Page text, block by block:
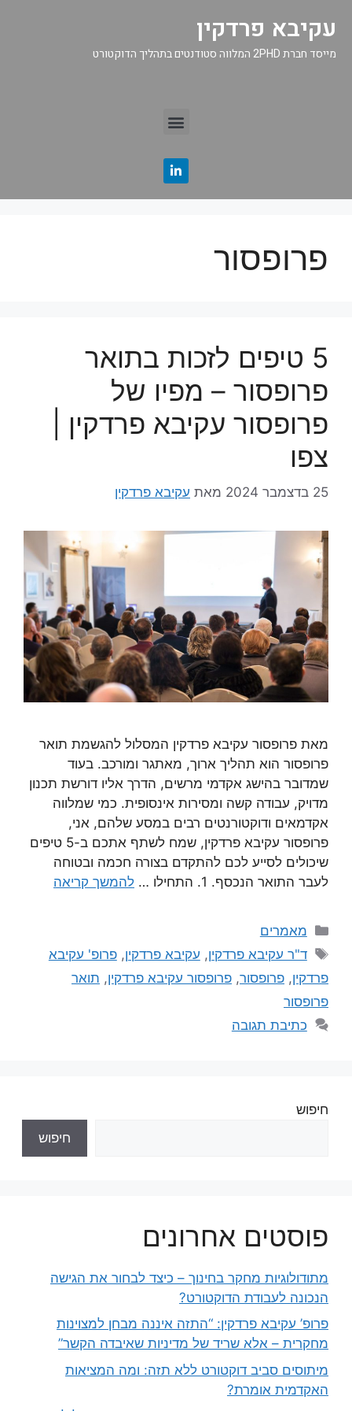
עקיבא פרדקין
מייסד חברת 2PHD המלווה סטודנטים בתהליך הדוקטורט
פרופסור
5 טיפים לזכות בתואר
פרופסור – מפיו של
פרופסור עקיבא פרדקין |
צפו
25 בדצמבר 2024 מאת עקיבא פרדקין
מאת פרופסור עקיבא פרדקין המסלול להגשמת תואר
פרופסור הוא תהליך ארוך, מאתגר ומורכב. בעוד
שמדובר בהישג אקדמי מרשים, הדרך אליו דורשת תכנון
מדויק, עבודה קשה ומסירות אינסופית. כמי שמלווה
אקדמאים ודוקטורנטים רבים במסע שלהם, אני,
פרופסור עקיבא פרדקין, שמח לשתף אתכם ב-5 טיפים
שיכולים לסייע לכם להתקדם בצורה חכמה ובטוחה
לעבר התואר הנכסף. 1. התחילו …
להמשך קריאה
מאמרים
ד"ר עקיבא פרדקין, עקיבא פרדקין,פרופ' עקיבא
פרדקין, פרופסור, פרופסור עקיבא פרדקין, תואר
פרופסור
כתיבת תגובה
חיפוש
חיפוש
פוסטים אחרונים
מתודולוגיות מחקר בחינוך – כיצד לבחור את הגישה
הנכונה לעבודת הדוקטורט?
פרופ’ עקיבא פרדקין: “התזה איננה מבחן למצוינות
מחקרית – אלא שריד של מדיניות שאיבדה הקשר”
מיתוסים סביב דוקטורט ללא תזה: ומה המציאות
האקדמית אומרת?